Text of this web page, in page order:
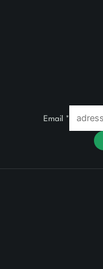
Email *